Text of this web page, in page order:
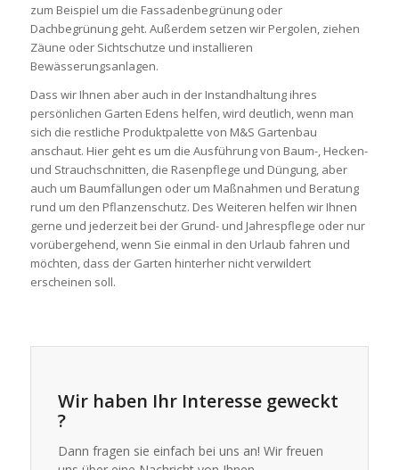
zum Beispiel um die Fassadenbegrünung oder
Dachbegrünung geht. Außerdem setzen wir Pergolen, ziehen
Zäune oder Sichtschutze und installieren
Bewässerungsanlagen.
Dass wir Ihnen aber auch in der Instandhaltung ihres
persönlichen Garten Edens helfen, wird deutlich, wenn man
sich die restliche Produktpalette von M&S Gartenbau
anschaut. Hier geht es um die Ausführung von Baum-, Hecken-
und Strauchschnitten, die Rasenpflege und Düngung, aber
auch um Baumfällungen oder um Maßnahmen und Beratung
rund um den Pflanzenschutz. Des Weiteren helfen wir Ihnen
gerne und jederzeit bei der Grund- und Jahrespflege oder nur
vorübergehend, wenn Sie einmal in den Urlaub fahren und
möchten, dass der Garten hinterher nicht verwildert
erscheinen soll.
Wir haben Ihr Interesse geweckt
?
Dann fragen sie einfach bei uns an! Wir freuen